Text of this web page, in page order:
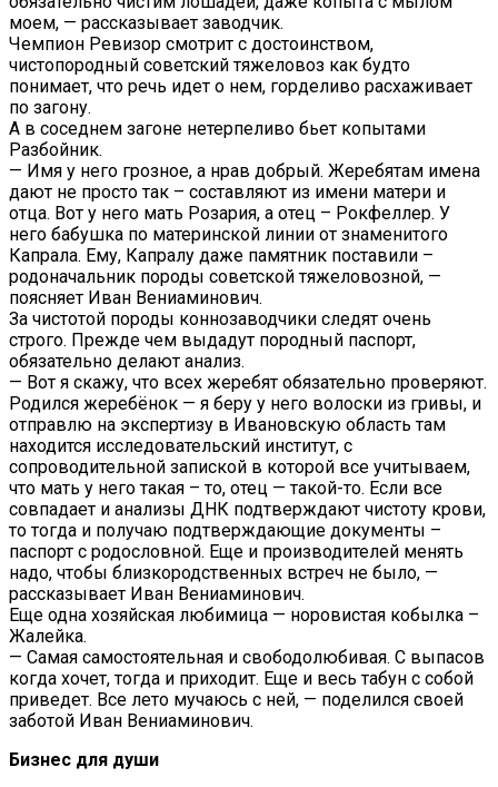
моем, — рассказывает заводчик.
Чемпион Ревизор смотрит с достоинством,
чистопородный советский тяжеловоз как будто
понимает, что речь идет о нем, горделиво расхаживает
по загону.
А в соседнем загоне нетерпеливо бьет копытами
Разбойник.
— Имя у него грозное, а нрав добрый. Жеребятам имена
дают не просто так – составляют из имени матери и
отца. Вот у него мать Розария, а отец – Рокфеллер. У
него бабушка по материнской линии от знаменитого
Капрала. Ему, Капралу даже памятник поставили –
родоначальник породы советской тяжеловозной, —
поясняет Иван Вениаминович.
За чистотой породы коннозаводчики следят очень
строго. Прежде чем выдадут породный паспорт,
обязательно делают анализ.
— Вот я скажу, что всех жеребят обязательно проверяют.
Родился жеребёнок — я беру у него волоски из гривы, и
отправлю на экспертизу в Ивановскую область там
находится исследовательский институт, с
сопроводительной запиской в которой все учитываем,
что мать у него такая – то, отец — такой-то. Если все
совпадает и анализы ДНК подтверждают чистоту крови,
то тогда и получаю подтверждающие документы –
паспорт с родословной. Еще и производителей менять
надо, чтобы близкородственных встреч не было, —
рассказывает Иван Вениаминович.
Еще одна хозяйская любимица — норовистая кобылка –
Жалейка.
— Самая самостоятельная и свободолюбивая. С выпасов
когда хочет, тогда и приходит. Еще и весь табун с собой
приведет. Все лето мучаюсь с ней, — поделился своей
заботой Иван Вениаминович.
Бизнес для души